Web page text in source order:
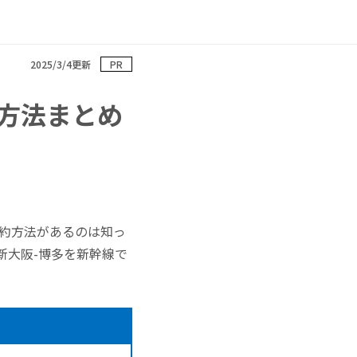
2025/3/4更新 PR
法まとめ
方法があるのは知っ
大阪-博多を新幹線で